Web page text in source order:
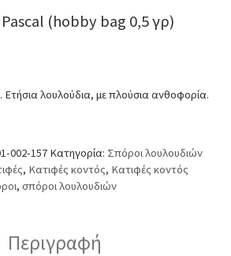
(hobby bag 0,5 γρ)
Ετήσια λουλούδια, με πλούσια ανθοφορία.
002-157 Κατηγορία: Σπόροι λουλουδιών
, Κατιφές κοντός, Κατιφές κοντός
, σπόροι λουλουδιών
Περιγραφή